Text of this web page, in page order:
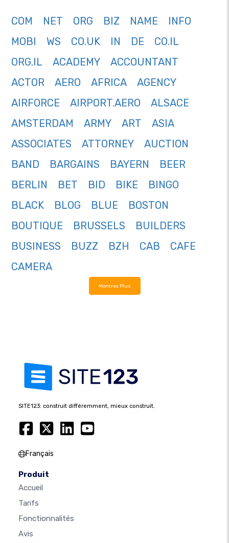
COM NET ORG BIZ NAME
INFO
MOBI
WS CO.UK IN DE
CO.IL
ORG.IL
ACADEMY
ACCOUNTANT
ACTOR
AERO AFRICA
AGENCY
AIRFORCE
AIRPORT.AERO
ALSACE
AMSTERDAM
ARMY ART
ASIA
ASSOCIATES
ATTORNEY
AUCTION
BAND
BARGAINS BAYERN
BEER
BERLIN
BET BID BIKE
BINGO
BLACK
BLOG BLUE
BOSTON
BOUTIQUE
BRUSSELS
BUILDERS
BUSINESS
BUZZ BZH CAB
CAFE
CAMERA
Montrez Plus
SITE123: construit différemment, mieux construit.
Français
Produit
Accueil
Tarifs
Fonctionnalités
Avis